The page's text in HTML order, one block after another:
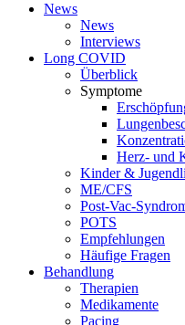
News
News
Interviews
Long COVID
Überblick
Symptome
Herz- und
Kinder &
ME/CFS
Post-Vac-
POTS
Empfehlungen
Häufige Fragen
Behandlung
Therapien
Medikamente
Pacing